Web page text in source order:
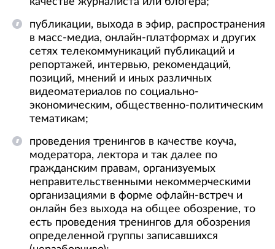
публикации, выхода в эфир, распространения
в масс-медиа, онлайн-платформах и других
сетях телекоммуникаций публикаций и
репортажей, интервью, рекомендаций,
позиций, мнений и иных различных
видеоматериалов по социально-
экономическим, общественно-политическим
тематикам;
проведения тренингов в качестве коуча,
модератора, лектора и так далее по
гражданским правам, организуемых
неправительственными некоммерческими
организациями в форме офлайн-встреч и
онлайн без выхода на общее обозрение, то
есть проведения тренингов для обозрения
определенной группы записавшихся